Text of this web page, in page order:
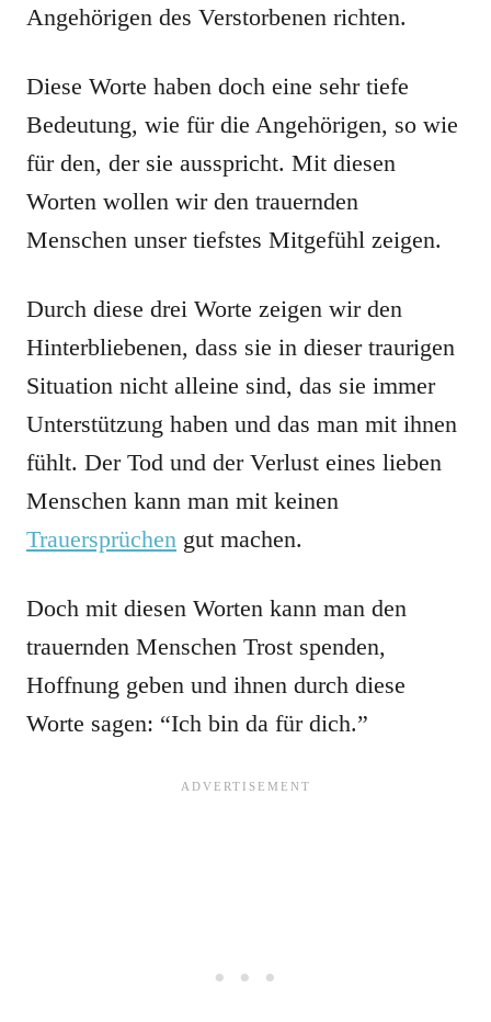
Angehörigen des Verstorbenen richten.
Diese Worte haben doch eine sehr tiefe
Bedeutung, wie für die Angehörigen, so wie
für den, der sie ausspricht. Mit diesen
Worten wollen wir den trauernden
Menschen unser tiefstes Mitgefühl zeigen.
Durch diese drei Worte zeigen wir den
Hinterbliebenen, dass sie in dieser traurigen
Situation nicht alleine sind, das sie immer
Unterstützung haben und das man mit ihnen
fühlt. Der Tod und der Verlust eines lieben
Menschen kann man mit keinen
Trauersprüchen gut machen.
Doch mit diesen Worten kann man den
trauernden Menschen Trost spenden,
Hoffnung geben und ihnen durch diese
Worte sagen: “Ich bin da für dich.”